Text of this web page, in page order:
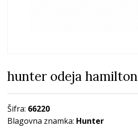
hunter odeja hamilton
Šifra: 66220
Blagovna znamka: Hunter